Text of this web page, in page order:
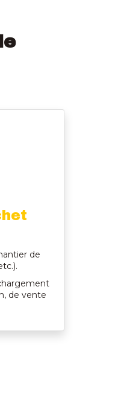
de
de vente